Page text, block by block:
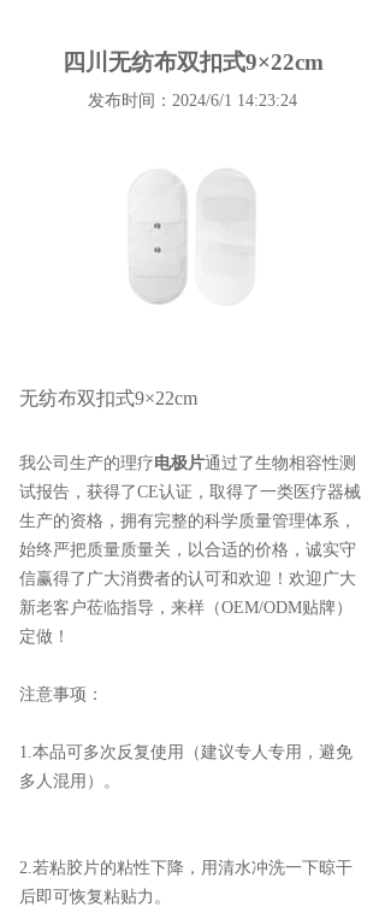
四川无纺布双扣式9×22cm
发布时间：2024/6/1 14:23:24
无纺布双扣式9×22cm
我公司生产的理疗 电极片通过了生物相容性测
试报告，获得了CE认证，取得了一类医疗器械
生产的资格，拥有完整的科学质量管理体系，
始终严把质量质量关，以合适的价格，诚实守
信赢得了广大消费者的认可和欢迎！欢迎广大
新老客户莅临指导，来样（OEM/ODM贴牌）
定做！
注意事项：
1.本品可多次反复使用（建议专人专用，避免
多人混用）。
2.若粘胶片的粘性下降，用清水冲洗一下晾干
后即可恢复粘贴力。